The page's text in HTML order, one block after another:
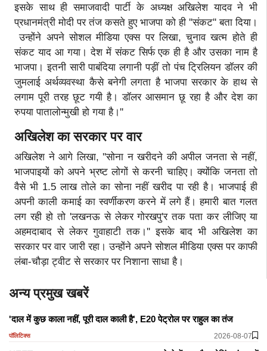
इसके साथ ही समाजवादी पार्टी के अध्यक्ष अखिलेश यादव ने भी
प्रधानमंत्री मोदी पर तंज कसते हुए भाजपा को ही ''संकट'' बता दिया।
उन्होंने अपने सोशल मीडिया एक्स पर लिखा, चुनाव खत्म होते ही
संकट याद आ गया। देश में संकट सिर्फ एक ही है और उसका नाम है
भाजपा। इतनी सारी पाबंदिया लगानी पड़ीं तो पंच ट्रिलियन डॉलर की
जुमलाई अर्थव्यवस्था कैसे बनेगी लगता है भाजपा सरकार के हाथ से
लगाम पूरी तरह छूट गयी है। डॉलर आसमान छू रहा है और देश का
रुपया पातालोन्मुखी हो गया है।''
अखिलेश का सरकार पर वार
अखिलेश ने आगे लिखा, ''सोना न खरीदने की अपील जनता से नहीं,
भाजपाइयों को अपने भ्रष्ट लोगों से करनी चाहिए। क्योंकि जनता तो
वैसे भी 1.5 लाख तोले का सोना नहीं खरीद पा रही है। भाजपाई ही
अपनी काली कमाई का स्वर्णीकरण करने में लगे हैं। हमारी बात गलत
लग रही हो तो 'लखनऊ से लेकर गोरखपु'र तक पता कर लीजिए या
अहमदाबाद से लेकर गुवाहाटी तक।'' इसके बाद भी अखिलेश का
सरकार पर वार जारी रहा। उन्होंने अपने सोशल मीडिया एक्स पर काफी
लंबा-चौड़ा ट्वीट से सरकार पर निशाना साधा है।
अन्य प्रमुख खबरें
'दाल में कुछ काला नहीं, पूरी दाल काली है', E20 पेट्रोल पर राहुल का तंज
पॉलिटिक्स 2026-08-07